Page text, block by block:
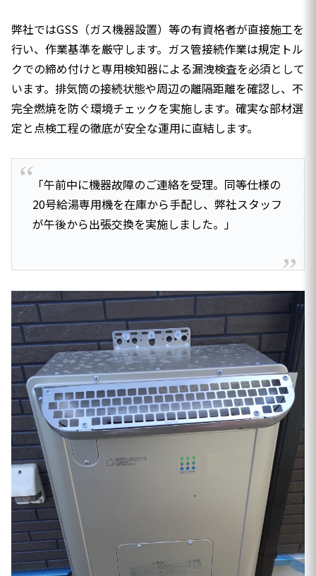
弊社ではGSS（ガス機器設置）等の有資格者が直接施工を
行い、作業基準を厳守します。ガス管接続作業は規定トル
クでの締め付けと専用検知器による漏洩検査を必須として
います。排気筒の接続状態や周辺の離隔距離を確認し、不
完全燃焼を防ぐ環境チェックを実施します。確実な部材選
定と点検工程の徹底が安全な運用に直結します。
「午前中に機器故障のご連絡を受理。同等仕様の
20号給湯専用機を在庫から手配し、弊社スタッフ
が午後から出張交換を実施しました。」